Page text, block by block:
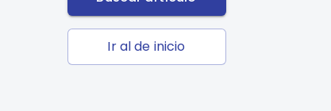
Ir al de inicio